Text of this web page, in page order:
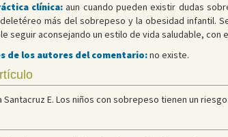
clínica:aun cuando pueden existir dudas
más del sobrepeso y la obesidad infantil.
seguir aconsejando un estilo de vida saludable, con
de los autores del comentario:no existe.
Santacruz E. Los niños con sobrepeso tienen un